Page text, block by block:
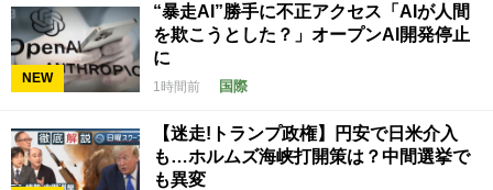
NEW
“暴走AI”勝手に不正アクセス「AIが人間
を欺こうとした？」オープンAI開発停止
に
1時間前 国際
【迷走!トランプ政権】円安で日米介入
も…ホルムズ海峡打開策は？中間選挙で
も異変